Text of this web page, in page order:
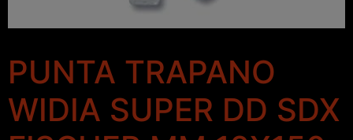
PUNTA TRAPANO
WIDIA SUPER DD SDX